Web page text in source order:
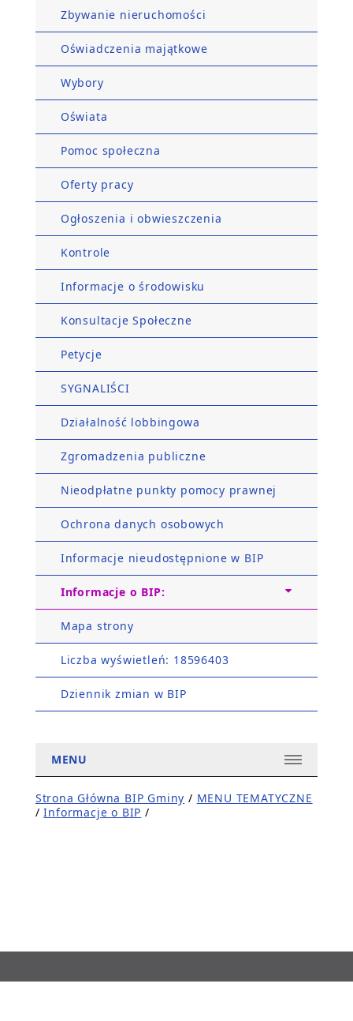
Zbywanie nieruchomości
Oświadczenia majątkowe
Wybory
Oświata
Pomoc społeczna
Oferty pracy
Ogłoszenia i obwieszczenia
Kontrole
Informacje o środowisku
Konsultacje Społeczne
Petycje
SYGNALIŚCI
Działalność lobbingowa
Zgromadzenia publiczne
Nieodpłatne punkty pomocy prawnej
Ochrona danych osobowych
Informacje nieudostępnione w BIP
Informacje o BIP:
Mapa strony
Liczba wyświetleń: 18596403
Dziennik zmian w BIP
MENU
Strona Główna BIP Gminy / MENU TEMATYCZNE
/Informacje o BIP /